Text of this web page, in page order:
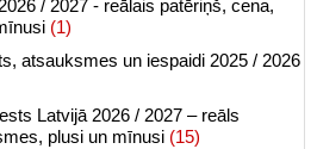
/ 2027 - reālais patēriņš, cena,
(1)
atsauksmes un iespaidi 2025 / 2026
Latvijā 2026 / 2027 – reāls
plusi un mīnusi (15)